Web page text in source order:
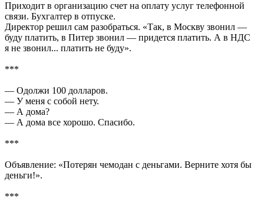
Приходит в организацию счет на оплату услуг телефонной
связи. Бухгалтер в отпуске.
Директор решил сам разобраться. «Так, в Москву звонил —
буду платить, в Питер звонил — придется платить. А в НДС
я не звонил... платить не буду».
***
— Одолжи 100 долларов.
— У меня с собой нету.
— А дома?
— А дома все хорошо. Спасибо.
***
Объявление: «Потерян чемодан с деньгами. Верните хотя бы
деньги!».
***